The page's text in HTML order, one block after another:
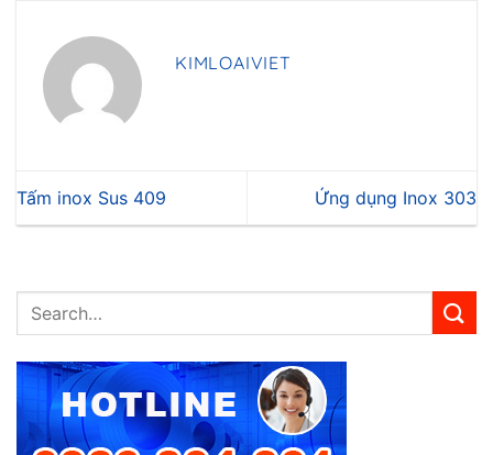
KIMLOAIVIET
Tấm inox Sus 409 Ứng dụng Inox 303